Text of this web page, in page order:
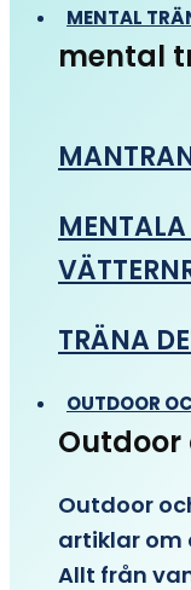
MENTAL
mental
MENTALA
TRÄNA
OUTDOOR
Outdoor
artiklar om
Allt från